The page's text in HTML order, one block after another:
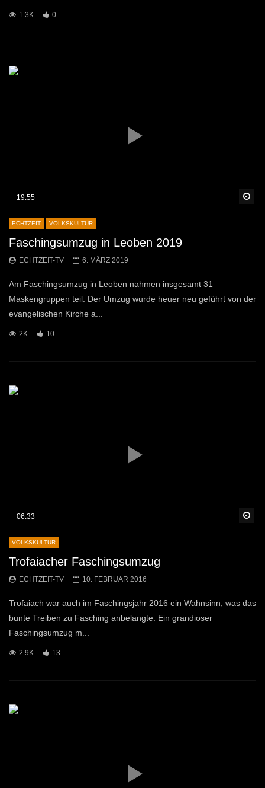
1.3K 0
19:55
ECHTZEIT VOLKSKULTUR
Faschingsumzug in Leoben 2019
ECHTZEIT-TV 6. MÄRZ 2019
Am Faschingsumzug in Leoben nahmen insgesamt 31
Maskengruppen teil. Der Umzug wurde heuer neu geführt von der
evangelischen Kirche a...
2K 10
06:33
VOLKSKULTUR
Trofaiacher Faschingsumzug
ECHTZEIT-TV 10. FEBRUAR 2016
Trofaiach war auch im Faschingsjahr 2016 ein Wahnsinn, was das
bunte Treiben zu Fasching anbelangte. Ein grandioser
Faschingsumzug m...
2.9K 13